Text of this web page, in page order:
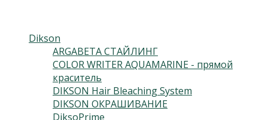
Dikson
ARGABETA СТАЙЛИНГ
COLOR WRITER AQUAMARINE - прямой
краситель
DIKSON Hair Bleaching System
DIKSON ОКРАШИВАНИЕ
DiksoPrime